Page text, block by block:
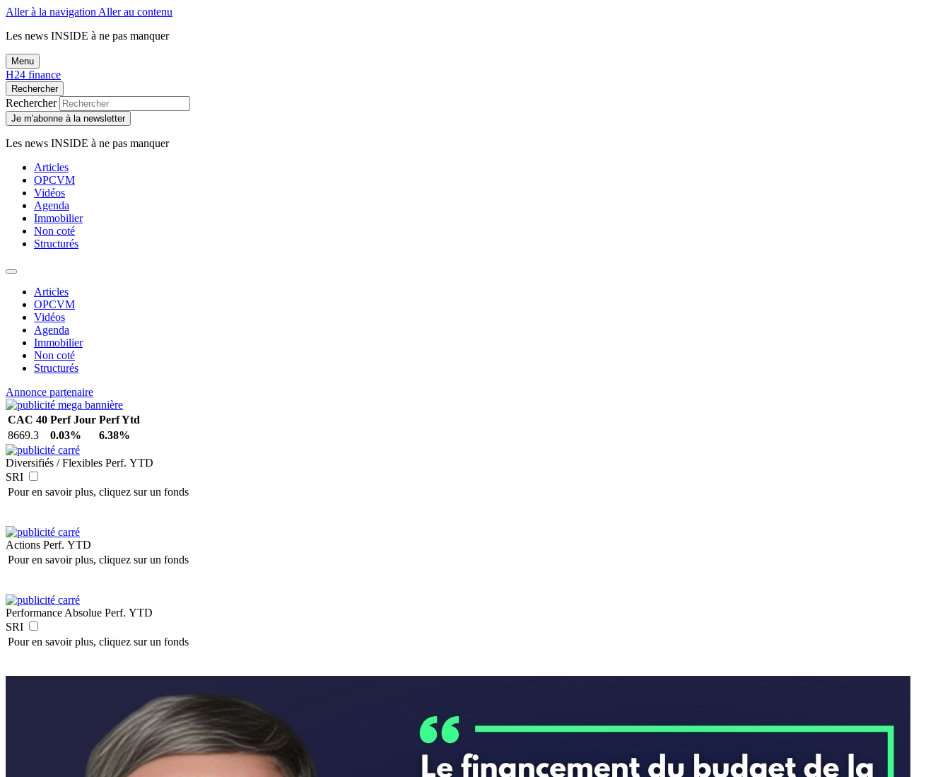
Aller à la navigation Aller au contenu
Les news INSIDE à ne pas manquer
Menu
H24 finance
Rechercher
Rechercher
Je m'abonne à la newsletter
Les news INSIDE à ne pas manquer
Articles
OPCVM
Vidéos
Agenda
Immobilier
Non coté
Structurés
Articles
OPCVM
Vidéos
Agenda
Immobilier
Non coté
Structurés
Annonce partenaire
CAC 40 Perf Jour Perf Ytd
8669.3
0.03% 6.38%
Diversifiés / Flexibles Perf. YTD
SRI
Pour en savoir plus, cliquez sur un fonds
Actions Perf. YTD
Pour en savoir plus, cliquez sur un fonds
Performance Absolue Perf. YTD
SRI
Pour en savoir plus, cliquez sur un fonds